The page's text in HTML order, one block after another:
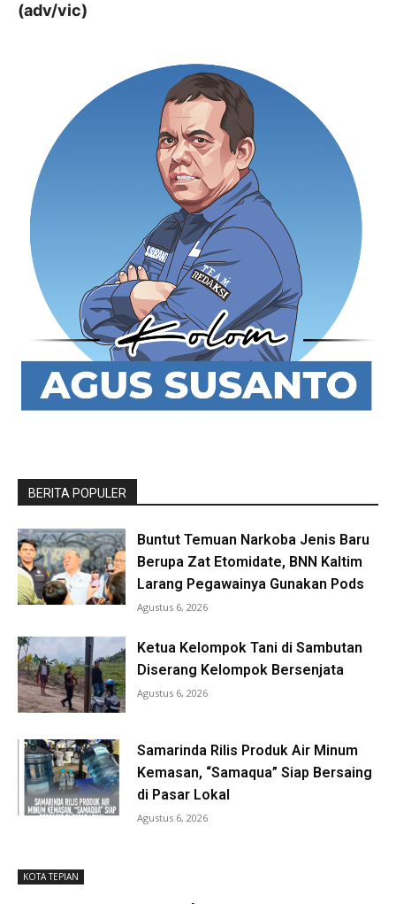
(adv/vic)
BERITA POPULER
Buntut Temuan Narkoba Jenis Baru
Berupa Zat Etomidate, BNN Kaltim
Larang Pegawainya Gunakan Pods
Agustus 6, 2026
Ketua Kelompok Tani di Sambutan
Diserang Kelompok Bersenjata
Agustus 6, 2026
Samarinda Rilis Produk Air Minum
Kemasan, “Samaqua” Siap Bersaing
di Pasar Lokal
Agustus 6, 2026